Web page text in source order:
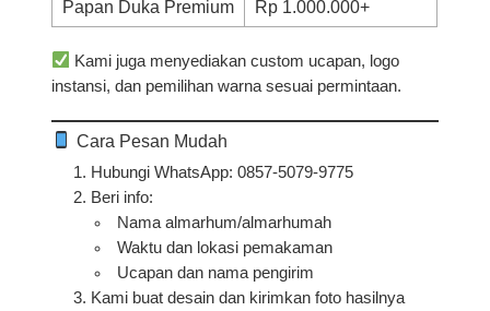
Papan Duka Premium Rp 1.000.000+
Kami juga menyediakan custom ucapan, logo
instansi, dan pemilihan warna sesuai permintaan.
Cara Pesan Mudah
Hubungi WhatsApp:0857-5079-9775
Beri info:
Nama almarhum/almarhumah
Waktu dan lokasi pemakaman
Ucapan dan nama pengirim
Kami buat desain dan kirimkan foto hasilnya